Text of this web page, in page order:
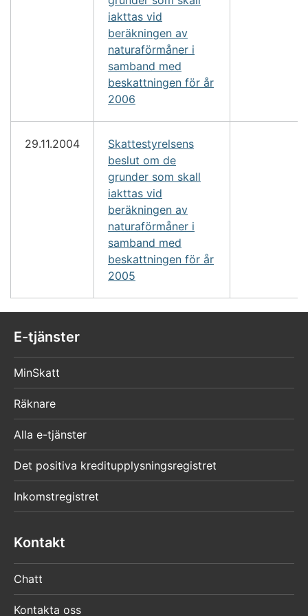
iakttas vid
beräkningen av
naturaförmåner i
samband med
beskattningen för år
2006
29.11.2004
Skattestyrelsens
beslut om de
grunder som skall
iakttas vid
beräkningen av
naturaförmåner i
samband med
beskattningen för år
2005
E-tjänster
MinSkatt
Räknare
Alla e-tjänster
Det positiva kreditupplysningsregistret
Inkomstregistret
Kontakt
Chatt
Kontakta oss